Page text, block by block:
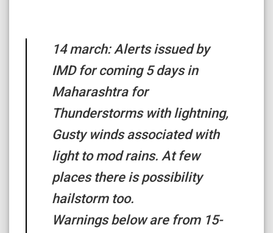
14 march: Alerts issued by
IMD for coming 5 days in
Maharashtra for
Thunderstorms with lightning,
Gusty winds associated with
light to mod rains. At few
places there is possibility
hailstorm too.
Warnings below are from 15-